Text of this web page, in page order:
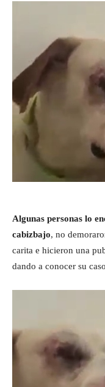
Algunas personas lo
cabizbajo, no
carita e hicieron una
dando a conocer su